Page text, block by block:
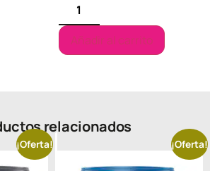
Añadir al carrito
relacionados
¡Oferta! ¡Oferta!